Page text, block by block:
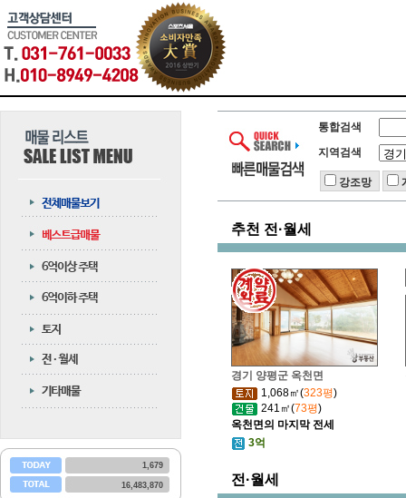
1,679
16,483,870
통합검색
지역검색
강조망
추천 전·월세
경기 양평군 옥천면
1,068㎡(323평)
241㎡(73평)
옥천면의 마지막 전세
3억
전·월세